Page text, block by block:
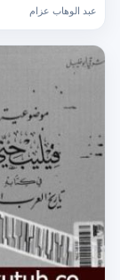
[كامل]
عبد الوهاب عزام